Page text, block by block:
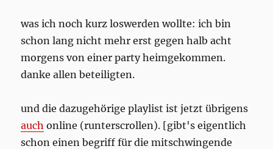
was ich noch kurz loswerden wollte: ich bin
schon lang nicht mehr erst gegen halb acht
morgens von einer party heimgekommen.
danke allen beteiligten.
und die dazugehörige playlist ist jetzt übrigens
auch online (runterscrollen). [gibt's eigentlich
schon einen begriff für die mitschwingende